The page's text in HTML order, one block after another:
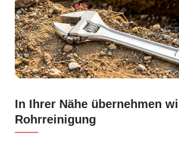
In Ihrer Nähe übernehmen
Rohrreinigung